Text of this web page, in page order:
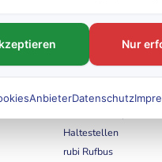
FAHRTEN
Haltestellen
rubi Rufbus
Nur
AnbieterDatenschutz